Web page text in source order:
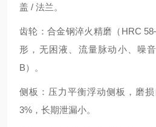
盖 / 法兰。
齿轮：合金钢淬火精磨（HRC
形，无困液、流量脉动小、噪
B）。
侧板：压力平衡浮动侧板，磨
3%，长期泄漏小。